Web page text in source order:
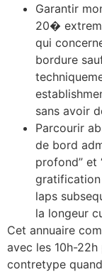
Garantir
20�
qui
bordure
sans avoir
Parcourir
de bord
profond” et
laps
la longeur
Cet annuaire
avec les 10h-
contretype